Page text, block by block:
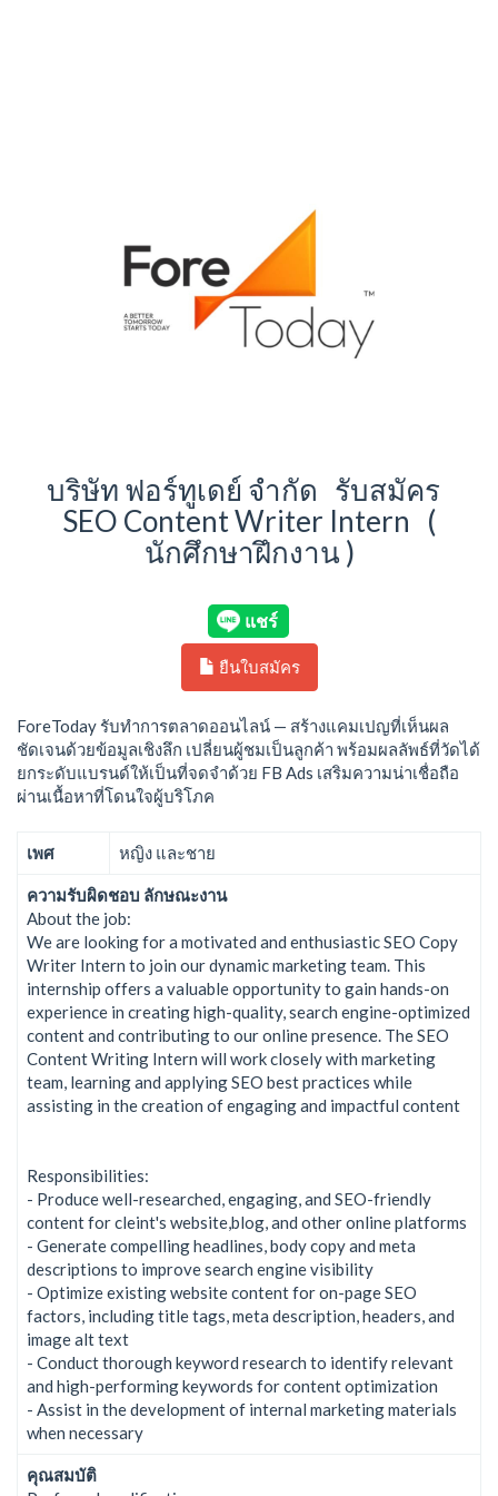
บริษัท ฟอร์ทูเดย์ จำกัด รับสมัคร
SEO Content Writer Intern (
นักศึกษาฝึกงาน )
ยืนใบสมัคร
ForeToday รับทำการตลาดออนไลน์ — สร้างแคมเปญที่เห็นผล
ชัดเจนด้วยข้อมูลเชิงลึก เปลี่ยนผู้ชมเป็นลูกค้า พร้อมผลลัพธ์ที่วัดได้
ยกระดับแบรนด์ให้เป็นที่จดจำด้วย FB Ads เสริมความน่าเชื่อถือ
ผ่านเนื้อหาที่โดนใจผู้บริโภค
เพศ หญิง และชาย
ความรับผิดชอบ ลักษณะงาน
About the job:
We are looking for a motivated and enthusiastic SEO Copy
Writer Intern to join our dynamic marketing team. This
internship offers a valuable opportunity to gain hands-on
experience in creating high-quality, search engine-optimized
content and contributing to our online presence. The SEO
Content Writing Intern will work closely with marketing
team, learning and applying SEO best practices while
assisting in the creation of engaging and impactful content
Responsibilities:
- Produce well-researched, engaging, and SEO-friendly
content for cleint's website,blog, and other online platforms
- Generate compelling headlines, body copy and meta
descriptions to improve search engine visibility
- Optimize existing website content for on-page SEO
factors, including title tags, meta description, headers, and
image alt text
- Conduct thorough keyword research to identify relevant
and high-performing keywords for content optimization
- Assist in the development of internal marketing materials
when necessary
คุณสมบัติ